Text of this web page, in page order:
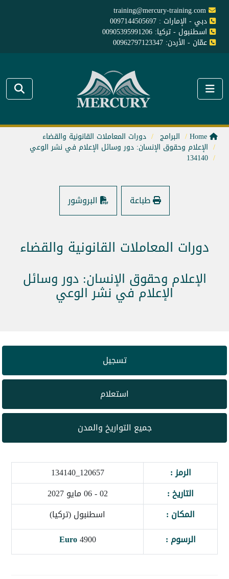
training@mercury-training.com
دبي - الإمارات : 0097144505697
اسطنبول - تركيا: 00905395991206
عمّان - الأردن: 00962797123347
البرامج دورات المعاملات القانونية والقضاء
الإعلام وحقوق الإنسان: دور وسائل الإعلام في نشر الوعي
134140
طباعة البروشور
دورات المعاملات القانونية والقضاء
الإعلام وحقوق الإنسان: دور وسائل
الإعلام في نشر الوعي
تسجيل
استعلام
جميع التواريخ والمدن
الرمز :
120657_134140
التاريخ :
02 - 06 مايو 2027
المكان :
اسطنبول (تركيا)
الرسوم :
4900
Euro